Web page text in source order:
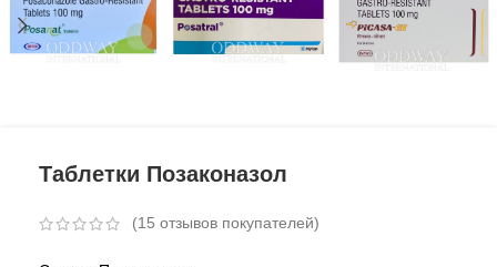
Таблетки Позаконазол
(15 отзывов покупателей)